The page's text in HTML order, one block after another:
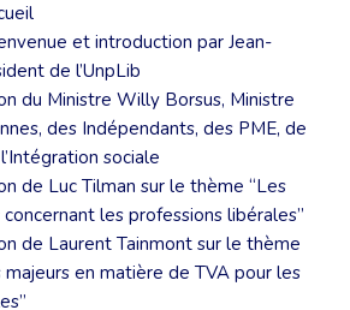
et introduction par Jean-
de l’UnpLib
du Ministre Willy Borsus, Ministre
des Indépendants, des PME, de
sociale
de Luc Tilman sur le thème “Les
les professions libérales”
de Laurent Tainmont sur le thème
majeurs en matière de TVA pour les